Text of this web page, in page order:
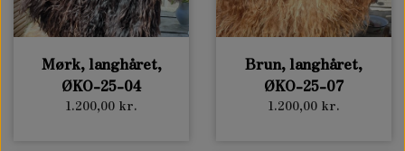
Mørk, langhåret,
ØKO-25-04
1.200,00 kr.
Brun, langhåret,
ØKO-25-07
1.200,00 kr.